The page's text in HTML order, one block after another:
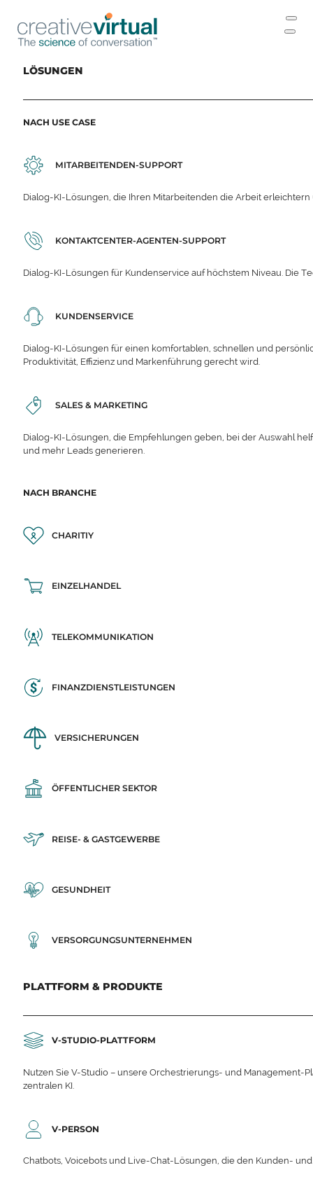
LÖSUNGEN
NACH USE CASE
MITARBEITENDEN-SUPPORT
Dialog-KI-Lösungen, die Ihren Mitarbeitenden die Arbeit
KONTAKTCENTER-AGENTEN-SUPPORT
Dialog-KI-Lösungen für Kundenservice auf höchstem Niveau. Die
KUNDENSERVICE
Dialog-KI-Lösungen für einen komfortablen, schnellen und
Produktivität, Effizienz und Markenführung gerecht wird.
SALES & MARKETING
Dialog-KI-Lösungen, die Empfehlungen geben, bei der Auswahl
und mehr Leads generieren.
NACH BRANCHE
CHARITIY
EINZELHANDEL
TELEKOMMUNIKATION
FINANZDIENSTLEISTUNGEN
VERSICHERUNGEN
ÖFFENTLICHER SEKTOR
REISE- & GASTGEWERBE
GESUNDHEIT
VERSORGUNGSUNTERNEHMEN
PLATTFORM & PRODUKTE
V-STUDIO-PLATTFORM
Nutzen Sie V-Studio – unsere Orchestrierungs- und
zentralen KI.
V-PERSON
Chatbots, Voicebots und Live-Chat-Lösungen, die den Kunden-